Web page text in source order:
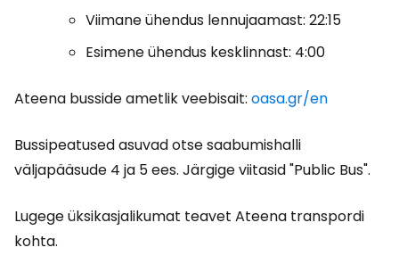
Viimane ühendus lennujaamast: 22:15
Esimene ühendus kesklinnast: 4:00
Ateena busside ametlik veebisait: oasa.gr/en
Bussipeatused asuvad otse saabumishalli
väljapääsude 4 ja 5 ees. Järgige viitasid"Public Bus".
Lugege üksikasjalikumat teavet Ateena transpordi
kohta.